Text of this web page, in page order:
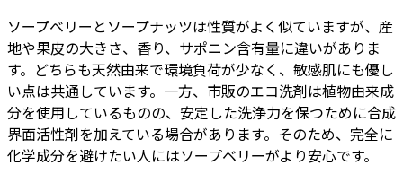
ソープベリーとソープナッツは性質がよく似ていますが、産
地や果皮の大きさ、香り、サポニン含有量に違いがありま
す。どちらも天然由来で環境負荷が少なく、敏感肌にも優し
い点は共通しています。一方、市販のエコ洗剤は植物由来成
分を使用しているものの、安定した洗浄力を保つために合成
界面活性剤を加えている場合があります。そのため、完全に
化学成分を避けたい人にはソープベリーがより安心です。